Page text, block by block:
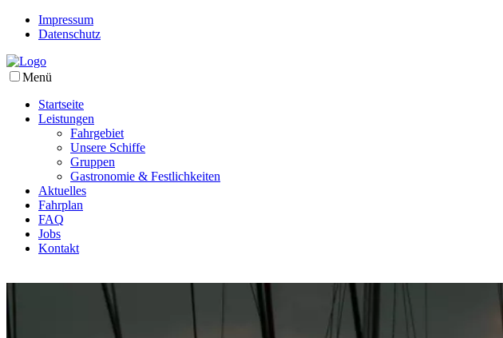
Impressum
Datenschutz
Menü
Startseite
Leistungen
Fahrgebiet
Unsere Schiffe
Gruppen
Gastronomie & Festlichkeiten
Aktuelles
Fahrplan
FAQ
Jobs
Kontakt